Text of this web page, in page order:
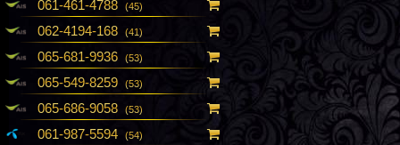
061-461-4788 (45)
062-4194-168 (41)
065-681-9936 (53)
065-549-8259 (53)
065-686-9058 (53)
061-987-5594 (54)